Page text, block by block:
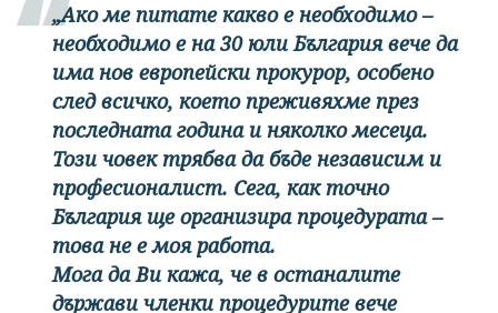
„Ако ме питате какво е необходимо –
необходимо е на 30 юли България вече да
има нов европейски прокурор, особено
след всичко, което преживяхме през
последната година и няколко месеца.
Този човек трябва да бъде независим и
професионалист. Сега, как точно
България ще организира процедурата –
това не е моя работа.
Мога да Ви кажа, че в останалите
държави членки процедурите вече